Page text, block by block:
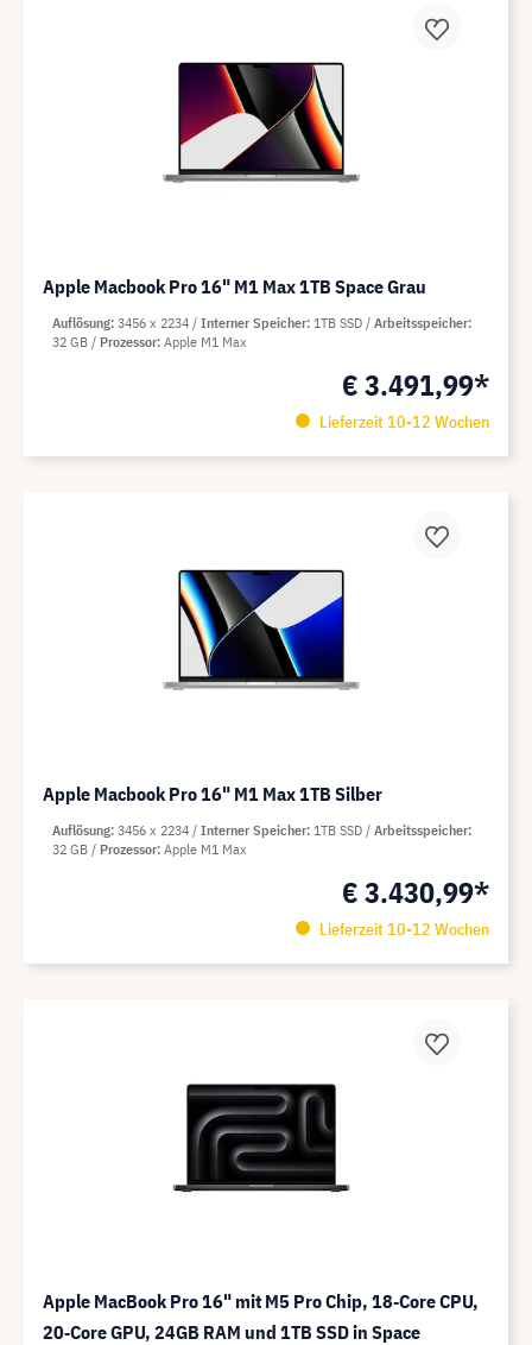
Apple Macbook Pro 16" M1 Max 1TB Space Grau
€ 3.491,99*
Lieferzeit 10-12 Wochen
Auflösung 3456 x 2234 Interner Speicher 1TB SSD
Arbeitsspeicher
32 GB
Prozessor Apple M1 Max
Apple Macbook Pro 16" M1 Max 1TB Silber
€ 3.430,99*
Lieferzeit 10-12 Wochen
Auflösung 3456 x 2234 Interner Speicher 1TB SSD
Arbeitsspeicher
32 GB
Prozessor Apple M1 Max
Apple MacBook Pro 16" mit M5 Pro Chip, 18‑Core CPU,
20‑Core GPU, 24GB RAM und 1TB SSD in Space